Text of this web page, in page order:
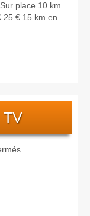
place 10 km
25 € 15 km en
TV
sur